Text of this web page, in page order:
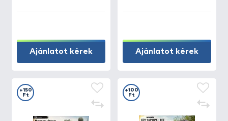
Ajánlatot kérek Ajánlatot kérek
+150
Ft
+100
Ft